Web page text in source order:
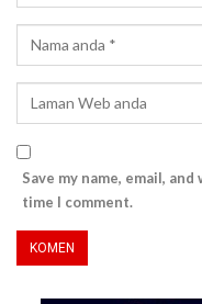
Save my name, email,
time I comment.